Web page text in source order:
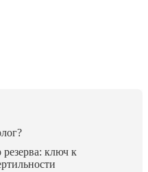
ключ к